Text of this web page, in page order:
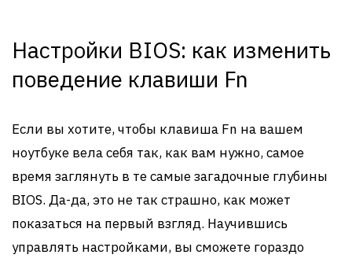
Настройки BIOS: как изменить
поведение клавиши Fn
Если вы хотите, чтобы клавиша Fn на вашем
ноутбуке вела себя так, как вам нужно, самое
время заглянуть в те самые загадочные глубины
BIOS. Да-да, это не так страшно, как может
показаться на первый взгляд. Научившись
управлять настройками, вы сможете гораздо